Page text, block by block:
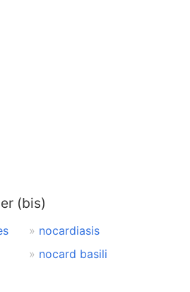
(bis)
nocardiasis
nocard basili